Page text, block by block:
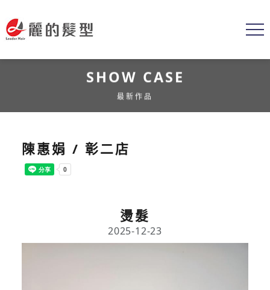
SHOW CASE
最新作品
陳惠娟 / 彰二店
燙髮
2025-12-23